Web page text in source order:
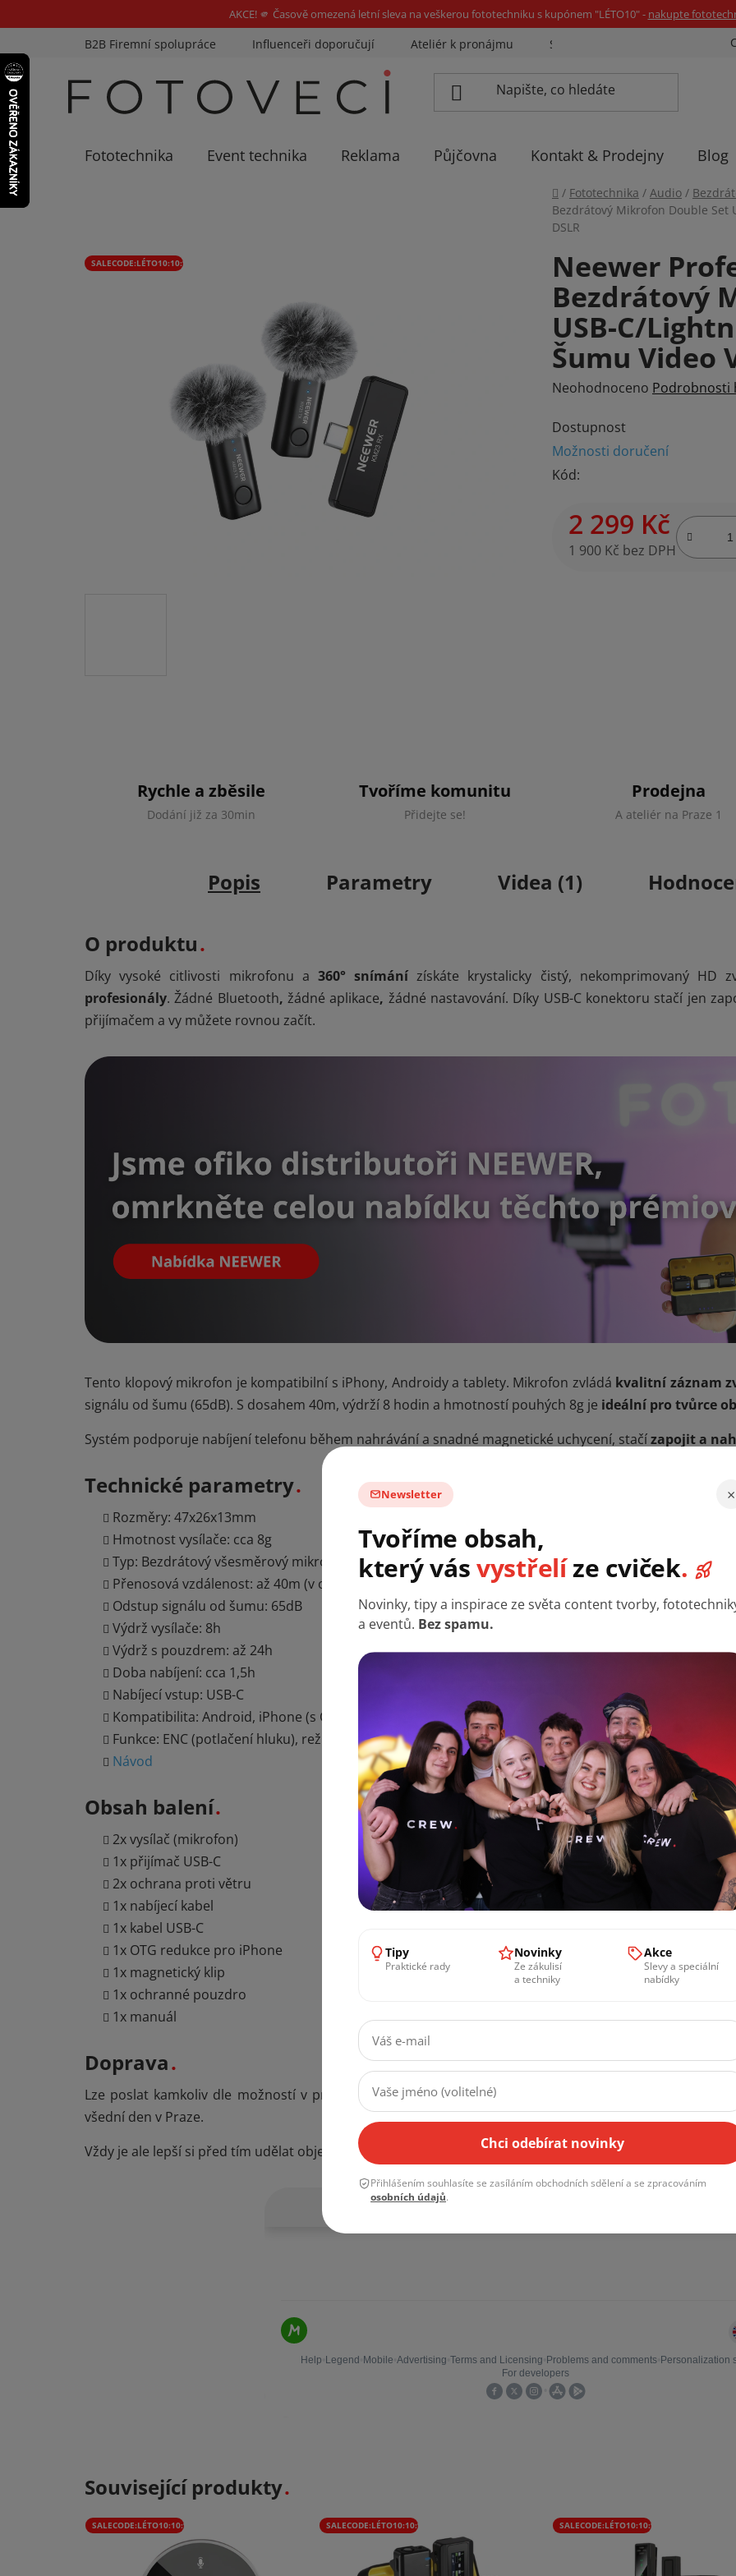
AKCE! 🫵 Časově omezená letní sleva na veškerou fototechniku s kupónem "LÉTO10" - nakupte
na
obsah
B2B Firemní spolupráce Influenceři doporučují Ateliér k pronájmu Sázíme stromky Eventovka
Fototechnika Event technika Reklama Půjčovna Kontakt & Prodejny Blog
Domů
/ Fototechnika / Audio /
Bezdrátový Mikrofon Double Set
DSLR
Neewer
Bezdrátový
USB-C/
Šumu Video
Průměrné
produktu
je
0,0
hvězdiček.
Neohodnoceno Podrobnosti
Dostupnost
Možnosti doručení
Kód:
2 299 Kč
1 900 Kč bez DPH
SALECODE:LÉTO10:10:%
Rychle a zběsile
Dodání již za 30min
Tvoříme komunitu
Přidejte se!
Prodejna
A ateliér na Praze 1
Popis Parametry Videa (1)
O produktu
Díky vysoké citlivosti mikrofonu a 360° snímánízískáte krystalicky čistý, nekomprimovaný
profesionály. Žádné Bluetooth,žádné aplikace, žádné nastavování. Díky USB-C konektoru stačí jen
přijímačem a vy můžete rovnou začít.
Tento klopový mikrofon je kompatibilní s iPhony, Androidy a tablety. Mikrofon zvládá kvalitní záznam
signálu od šumu (65dB). S dosahem 40m, výdrží 8 hodin a hmotností pouhých 8g je ideální pro tvůrce
Systém podporuje nabíjení telefonu během nahrávání a snadné magnetické uchycení, stačízapojit a
Technické parametry
Rozměry: 47x26x13mm
Hmotnost vysílače: cca 8g
Typ: Bezdrátový všesměrový mikrofon
Přenosová vzdálenost: až 40m (v otevřeném prostoru)
Odstup signálu od šumu: 65dB
Výdrž vysílače: 8h
Výdrž s pouzdrem: až 24h
Doba nabíjení: cca 1,5h
Nabíjecí vstup: USB-C
Kompatibilita: Android, iPhone (s OTG adaptérem), USB-C notebooky a tablety
Funkce: ENC (potlačení hluku), režim reproduktoru, nabíjení telefonu přes RX, Plug&Play
Návod
Obsah balení
2x vysílač (mikrofon)
1x přijímač USB-C
2x ochrana proti větru
1x nabíjecí kabel
1x kabel USB-C
1x OTG redukce pro iPhone
1x magnetický klip
1x ochranné pouzdro
1x manuál
Doprava
Lze poslat kamkoliv dle možností v prvním kroku objednávky. Pokud je zboží skladem, můžete si ho
všední den v Praze.
Vždy je ale lepší si před tím udělat objednávku, abychom vše nachystali. Na místě rádi se vším
Související produkty
SALECODE:LÉTO10:10:% SALECODE:LÉTO10:10:% SALECODE:LÉTO10:10:%
Newsletter ×
Tvoříme obsah,
který vásvystřelíze cviček.
Novinky, tipy a inspirace ze světa content tvorby,
a eventů. Bez spamu.
Tipy
Praktické rady
Novinky
Ze zákulisí
a techniky
Akce
Slevy a speciální
nabídky
Chci odebírat novinky
Přihlášením souhlasíte se zasíláním obchodních sdělení a se zpracováním
osobních údajů.